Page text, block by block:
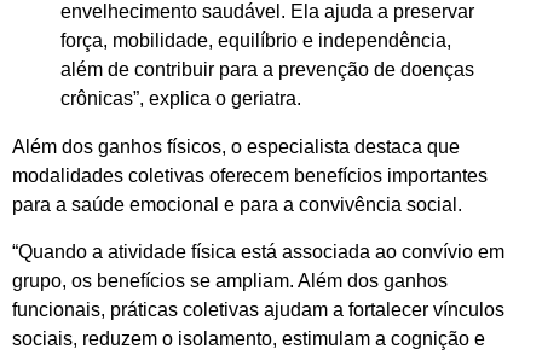
envelhecimento saudável. Ela ajuda a preservar
força, mobilidade, equilíbrio e independência,
além de contribuir para a prevenção de doenças
crônicas”, explica o geriatra.
Além dos ganhos físicos, o especialista destaca que
modalidades coletivas oferecem benefícios importantes
para a saúde emocional e para a convivência social.
“Quando a atividade física está associada ao convívio em
grupo, os benefícios se ampliam. Além dos ganhos
funcionais, práticas coletivas ajudam a fortalecer vínculos
sociais, reduzem o isolamento, estimulam a cognição e